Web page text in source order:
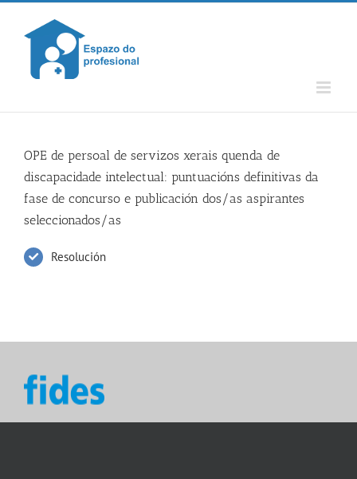
Skip
content
OPE de persoal de servizos xerais quenda de
discapacidade intelectual: puntuacións definitivas da
fase de concurso e publicación dos/as aspirantes
seleccionados/as
Resolución